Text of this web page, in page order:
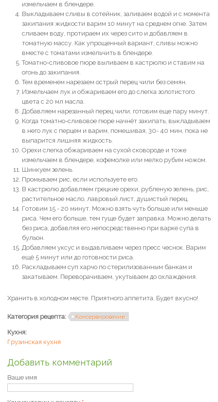
измельчаем в блендере.
Выкладываем сливы в сотейник, заливаем водой и с момента
закипания жидкости варим 10 минут на среднем огне. Затем
сливаем воду, протираем их через сито и добавляем в
томатную массу. Как упрощенный вариант, сливы можно
вместе с томатами измельчить в блендере.
Томатно-сливовое пюре выливаем в кастрюлю и ставим на
огонь до закипания.
Тем временем нарезаем острый перец чили без семян.
Измельчаем лук и обжариваем его до слегка золотистого
цвета с 20 мл масла.
Добавляем нарезанный перец чили, готовим еще пару минут.
Когда томатно-сливовое пюре начнёт закипать, выкладываем
в него лук с перцем и варим, помешивая, 30- 40 мин, пока не
выпарится лишняя жидкость.
Орехи слегка обжариваем на сухой сковороде и тоже
измельчаем в блендере, кофемолке или мелко рубим ножом.
Шинкуем зелень.
Промываем рис, если используете его.
В кастрюлю добавляем грецкие орехи, рубленую зелень, рис,
растительное масло, лавровый лист, душистый перец.
Готовим 15 - 20 минут. Можно взять чуть больше или меньше
риса. Чем его больше, тем гуще будет заправка. Можно делать
без риса, добавляя его непосредственно при варке супа в
бульон.
Добавляем уксус и выдавливаем через пресс чеснок. Варим
ещё 5 минут или до готовности риса.
Раскладываем суп харчо по стерилизованным банкам и
закатываем. Переворачиваем, укутываем до охлаждения.
Хранить в холодном месте. Приятного аппетита. Будет вкусно!
Категория рецепта: Консервирование
Кухня:
Грузинская кухня
Добавить комментарий
Ваше имя